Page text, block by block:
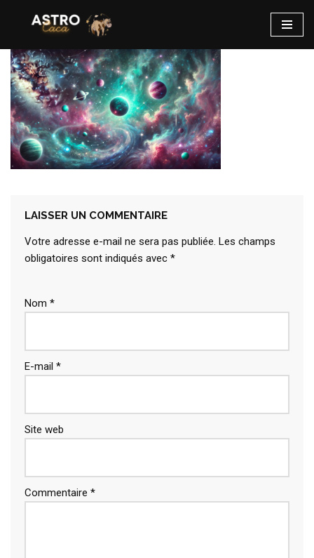
au
contenu
LAISSER UN COMMENTAIRE
Votre adresse e-mail ne sera pas publiée. Les champs
obligatoires sont indiqués avec *
Nom *
E-mail *
Site web
Commentaire *